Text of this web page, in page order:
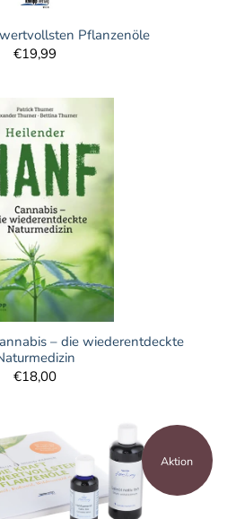
Pflanzenöle
€19,99
– die wiederentdeckte
€18,00
Aktion